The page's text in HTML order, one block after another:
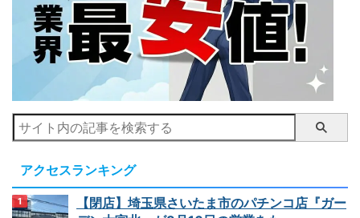
アクセスランキング
【閉店】埼玉県さいたま市のパチンコ店『ガー